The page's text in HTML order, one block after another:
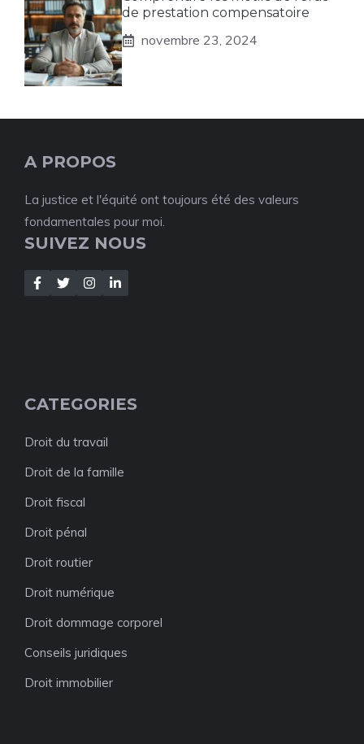
de prestation compensatoire
novembre 23, 2024
A PROPOS
La justice et l'équité ont toujours été des valeurs
fondamentales pour moi.
SUIVEZ NOUS
CATEGORIES
Droit du travail
Droit de la famille
Droit fiscal
Droit pénal
Droit routier
Droit numérique
Droit dommage corporel
Conseils juridiques
Droit immobilier